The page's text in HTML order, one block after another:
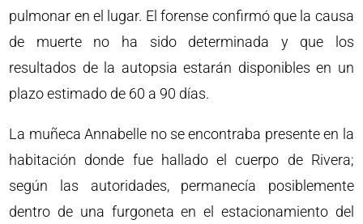
pulmonar en el lugar. El forense confirmó que la causa
de muerte no ha sido determinada y que los
resultados de la autopsia estarán disponibles en un
plazo estimado de 60 a 90 días.
La muñeca Annabelle no se encontraba presente en la
habitación donde fue hallado el cuerpo de Rivera;
según las autoridades, permanecía posiblemente
dentro de una furgoneta en el estacionamiento del